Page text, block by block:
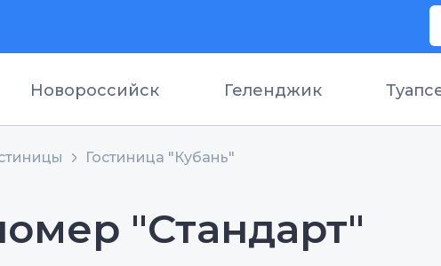
Новороссийск Геленджик
Гостиница "Кубань"
"Стандарт"